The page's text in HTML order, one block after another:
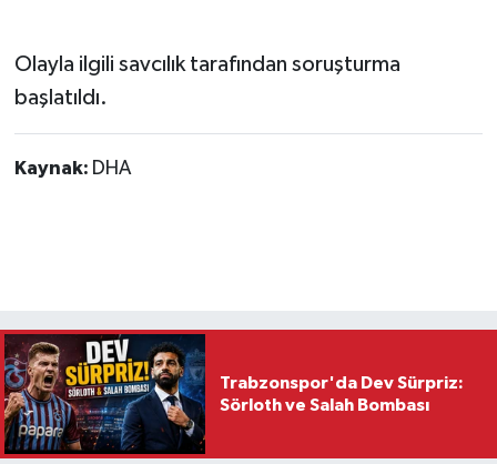
Olayla ilgili savcılık tarafından soruşturma
başlatıldı.
Kaynak: DHA
Trabzonspor'da Dev Sürpriz:
Sörloth ve Salah Bombası